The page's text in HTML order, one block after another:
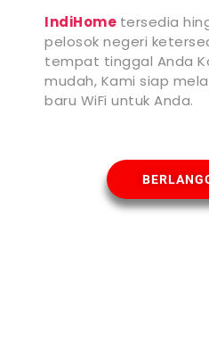
IndiHome tersedia
pelosok negeri
tempat tinggal Anda
mudah, Kami siap
baru WiFi untuk Anda.